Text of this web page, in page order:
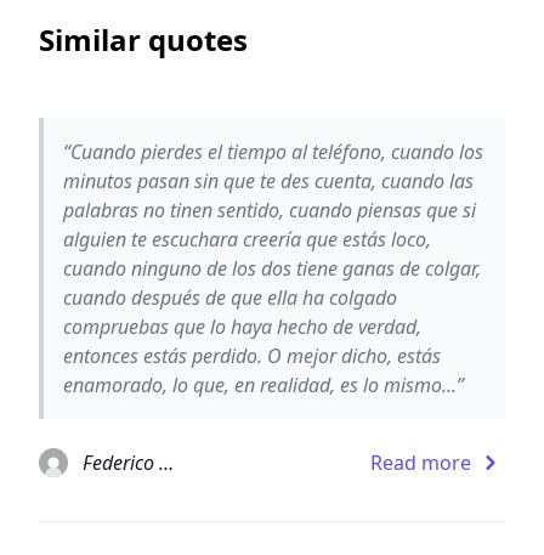
Similar quotes
“Cuando pierdes el tiempo al teléfono, cuando los
minutos pasan sin que te des cuenta, cuando las
palabras no tinen sentido, cuando piensas que si
alguien te escuchara creería que estás loco,
cuando ninguno de los dos tiene ganas de colgar,
cuando después de que ella ha colgado
compruebas que lo haya hecho de verdad,
entonces estás perdido. O mejor dicho, estás
enamorado, lo que, en realidad, es lo mismo...”
Federico Moccia Read more